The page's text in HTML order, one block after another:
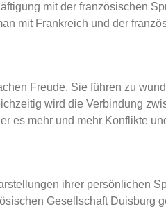
mit der französischen
mit Frankreich und der
Freude. Sie führen zu
wird die Verbindung
es mehr und mehr Konflikte
ihrer persönlichen
Gesellschaft Duisburg